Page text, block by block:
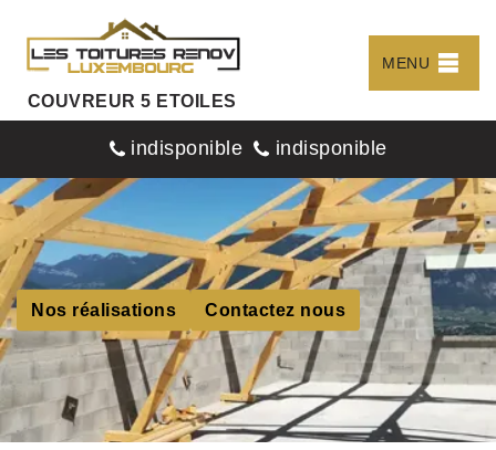
COUVREUR 5 ETOILES
MENU
indisponible indisponible
Nos réalisations Contactez nous